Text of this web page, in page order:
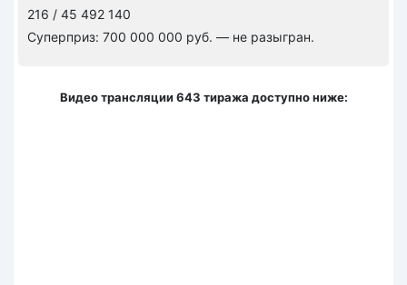
216 / 45 492 140
Суперприз: 700 000 000 руб. — не разыгран.
Видео трансляции 643 тиража доступно ниже: